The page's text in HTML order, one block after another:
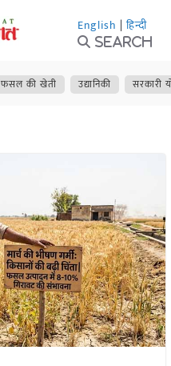
English | हिन्दी
Search
फसल की खेती उद्यानिकी सरकारी